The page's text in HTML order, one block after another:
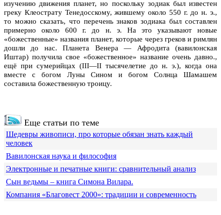
изучению движения планет, но поскольку зодиак был известен
греку Клеострату Тенедосскому, жившему около 550 г. до н. э.,
то можно сказать, что перечень знаков зодиака был составлен
примерно около 600 г. до н. э. На это указывают новые
«божественные» названия планет, которые через греков и римлян
дошли до нас. Планета Венера — Афродита (вавилонская
Иштар) получила свое «божественное» название очень давно.,
ещё при сумерийцах (III—II тысячелетие до н. э.), когда она
вместе с богом Луны Сином и богом Солнца Шамашем
составила божественную троицу.
Еще статьи по теме
Шедевры живописи, про которые обязан знать каждый
человек
Вавилонская наука и философия
Электронные и печатные книги: сравнительный анализ
Сын ведьмы – книга Симона Вилара.
Компания «Благовест 2000»: традиции и современность